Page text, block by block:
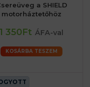
a SHIELD
motorháztetőhöz
1 350Ft ÁFA-val
KOSÁRBA TESZEM